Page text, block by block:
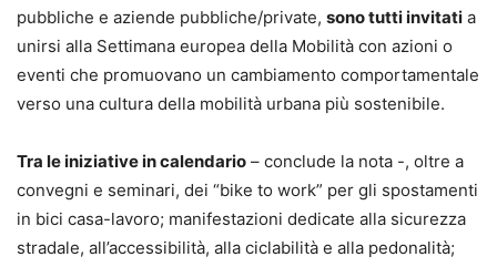
pubbliche e aziende pubbliche/private, sono tutti invitati a
unirsi alla Settimana europea della Mobilità con azioni o
eventi che promuovano un cambiamento comportamentale
verso una cultura della mobilità urbana più sostenibile.
Tra le iniziative in calendario – conclude la nota -, oltre a
convegni e seminari, dei “bike to work” per gli spostamenti
in bici casa-lavoro; manifestazioni dedicate alla sicurezza
stradale, all’accessibilità, alla ciclabilità e alla pedonalità;